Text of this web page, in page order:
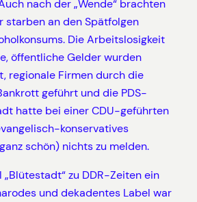
nach der „Wende“ brachten
starben an den Spätfolgen
Die Arbeitslosigkeit
öffentliche Gelder wurden
regionale Firmen durch die
geführt und die PDS-
hatte bei einer CDU-geführten
konservatives
schön) nichts zu melden.
zu DDR-Zeiten ein
und dekadentes Label war